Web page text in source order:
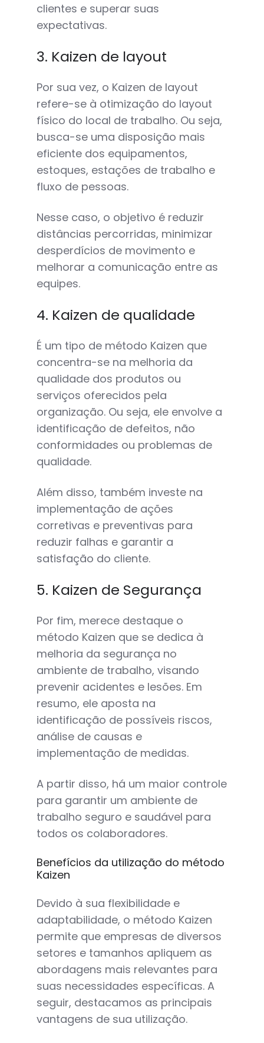
clientes e superar suas
expectativas.
3. Kaizen de layout
Por sua vez, o Kaizen de layout
refere-se à otimização do layout
físico do local de trabalho. Ou seja,
busca-se uma disposição mais
eficiente dos equipamentos,
estoques, estações de trabalho e
fluxo de pessoas.
Nesse caso, o objetivo é reduzir
distâncias percorridas, minimizar
desperdícios de movimento e
melhorar a comunicação entre as
equipes.
4. Kaizen de qualidade
É um tipo de método Kaizen que
concentra-se na melhoria da
qualidade dos produtos ou
serviços oferecidos pela
organização. Ou seja, ele envolve a
identificação de defeitos, não
conformidades ou problemas de
qualidade.
Além disso, também investe na
implementação de ações
corretivas e preventivas para
reduzir falhas e garantir a
satisfação do cliente.
5. Kaizen de Segurança
Por fim, merece destaque o
método Kaizen que se dedica à
melhoria da segurança no
ambiente de trabalho, visando
prevenir acidentes e lesões. Em
resumo, ele aposta na
identificação de possíveis riscos,
análise de causas e
implementação de medidas.
A partir disso, há um maior controle
para garantir um ambiente de
trabalho seguro e saudável para
todos os colaboradores.
Benefícios da utilização do método
Kaizen
Devido à sua flexibilidade e
adaptabilidade, o método Kaizen
permite que empresas de diversos
setores e tamanhos apliquem as
abordagens mais relevantes para
suas necessidades específicas. A
seguir, destacamos as principais
vantagens de sua utilização.